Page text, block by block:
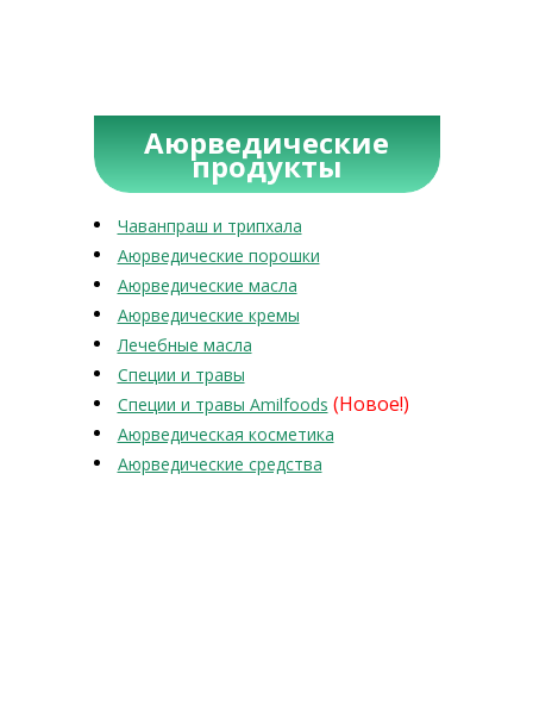
Аюрведические
продукты
Чаванпраш и трипхала
Аюрведические порошки
Аюрведические масла
Аюрведические кремы
Лечебные масла
Специи и травы
Специи и травы Amilfoods (Новое!)
Аюрведическая косметика
Аюрведические средства